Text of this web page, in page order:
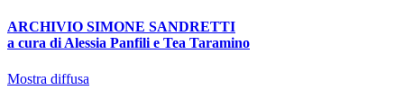
ARCHIVIO SIMONE SANDRETTI
a cura di Alessia Panfili e Tea Taramino
Mostra diffusa